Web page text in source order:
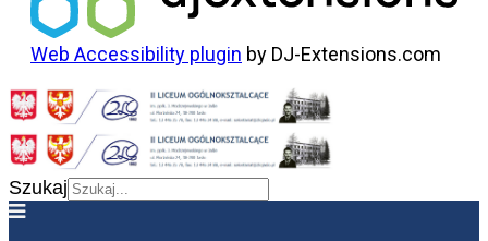
Web Accessibility plugin by DJ-Extensions.com
Szukaj